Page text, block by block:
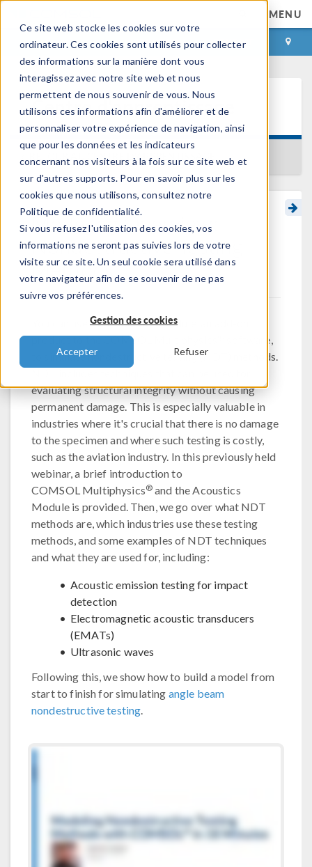
Ce site web stocke les cookies sur votre
ordinateur. Ces cookies sont utilisés pour collecter
des informations sur la manière dont vous
interagissez avec notre site web et nous
permettent de nous souvenir de vous. Nous
utilisons ces informations afin d'améliorer et de
personnaliser votre expérience de navigation, ainsi
que pour les données et les indicateurs
concernant nos visiteurs à la fois sur ce site web et
sur d'autres supports. Pour en savoir plus sur les
cookies que nous utilisons, consultez notre
Politique de confidentialité.
Si vous refusez l'utilisation des cookies, vos
informations ne seront pas suivies lors de votre
visite sur ce site. Un seul cookie sera utilisé dans
votre navigateur afin de se souvenir de ne pas
suivre vos préférences.
Gestion des cookies
Accepter Refuser
MENU
CONNEXION CONTACT
Centre d'apprentissage
RETOUR AU CENTRE D'APPRENTISSAGE
Modeling Overview:
Nondestructive Testing
Methods
You can use the Acoustics Module, an add-on
product to the COMSOL Multiphysics
software,
to simulate nondestructive testing (NDT) methods.
evaluating structural integrity without causing
permanent damage. This is especially valuable in
industries where it's crucial that there is no damage
to the specimen and where such testing is costly,
such as the aviation industry. In this previously held
webinar, a brief introduction to
COMSOL Multiphysics® and the Acoustics
Module is provided. Then, we go over what NDT
methods are, which industries use these testing
methods, and some examples of NDT techniques
and what they are used for, including:
Acoustic emission testing for impact
detection
Electromagnetic acoustic transducers
(EMATs)
Ultrasonic waves
Following this, we show how to build a model from
start to finish for simulating angle beam
nondestructive testing.